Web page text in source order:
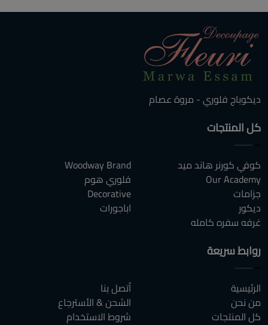
ديكوباج فلوري - مروة عصام
كل المنتجات
كوفي كورنر هاند ميد
Our Academy
جزامات
ديكور
غرفه سفره كامله
Woodway Brand
فلوري هوم
Decorative
اباجورات
روابط سريعة
الرئيسية
من نحن
كل المنتجات
أتصل بنا
الشحن & الأسترجاع
شروط الاستخدام